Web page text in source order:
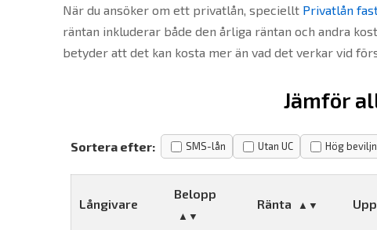
När du ansöker om ett privatlån, speciellt Privatlån
räntan inkluderar både den årliga räntan och andra
betyder att det kan kosta mer än vad det verkar vid
Jämför
Sortera efter: SMS-lån Utan UC Hög
Långivare
Belopp
Ränta